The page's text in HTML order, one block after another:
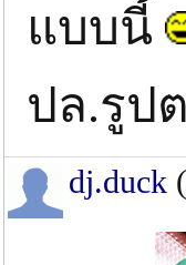
แบบนี้
ปล.รูป
dj.duck